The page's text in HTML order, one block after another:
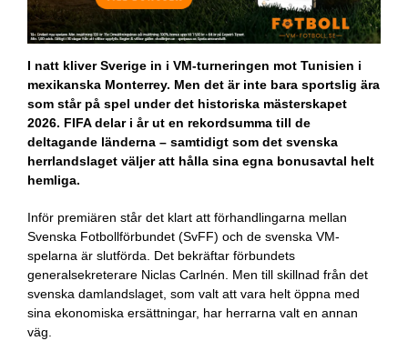
I natt kliver Sverige in i VM-turneringen mot Tunisien i
mexikanska Monterrey. Men det är inte bara sportslig ära
som står på spel under det historiska mästerskapet
2026. FIFA delar i år ut en rekordsumma till de
deltagande länderna – samtidigt som det svenska
herrlandslaget väljer att hålla sina egna bonusavtal helt
hemliga.
Inför premiären står det klart att förhandlingarna mellan
Svenska Fotbollförbundet (SvFF) och de svenska VM-
spelarna är slutförda. Det bekräftar förbundets
generalsekreterare Niclas Carlnén. Men till skillnad från det
svenska damlandslaget, som valt att vara helt öppna med
sina ekonomiska ersättningar, har herrarna valt en annan
väg.